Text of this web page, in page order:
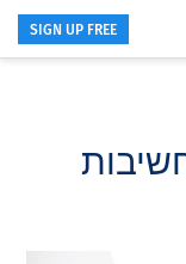
SIGN UP FREE